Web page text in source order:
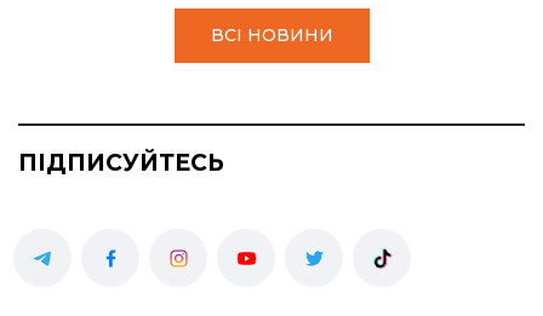
ВСІ НОВИНИ
ПІДПИСУЙТЕСЬ